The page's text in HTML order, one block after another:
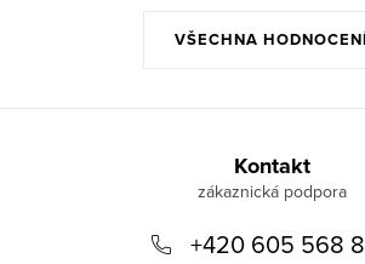
VŠECHNA
Kontakt
+420 605 568